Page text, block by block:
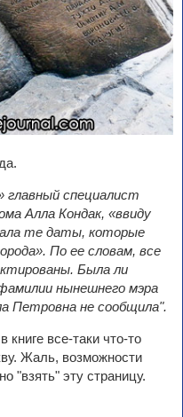
главный специалист
Алла Кондак, «ввиду
те даты, которые
По ее словам, все
Была ли
нынешнего мэра
Петровна не сообщила".
книге все-таки что-то
Жаль, возможности
"взять" эту страницу.